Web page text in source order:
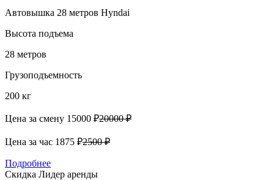
Автовышка 28 метров Hyndai
Высота подъема
28 метров
Грузоподъемность
200 кг
Цена за смену 15000 ₽20000 ₽
Цена за час 1875 ₽2500 ₽
Подробнее
Скидка Лидер аренды